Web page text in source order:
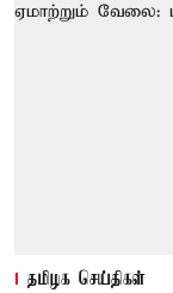
தமிழக செய்திகள்